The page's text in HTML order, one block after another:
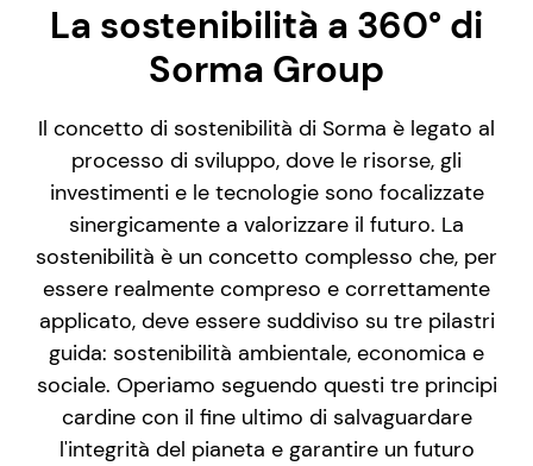
La sostenibilità a 360° di
Sorma Group
Il concetto di sostenibilità di Sorma è legato al
processo di sviluppo, dove le risorse, gli
investimenti e le tecnologie sono focalizzate
sinergicamente a valorizzare il futuro. La
sostenibilità è un concetto complesso che, per
essere realmente compreso e correttamente
applicato, deve essere suddiviso su tre pilastri
guida: sostenibilità ambientale, economica e
sociale. Operiamo seguendo questi tre principi
cardine con il fine ultimo di salvaguardare
l'integrità del pianeta e garantire un futuro